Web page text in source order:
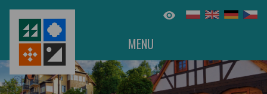
MENU